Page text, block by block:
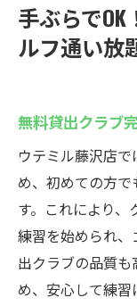
手ぶらで
ルフ通い放
無料貸出クラブ
ウテミル藤沢店
め、初めての方
す。これにより
練習を始められ
出クラブの品質
め、安心して練習